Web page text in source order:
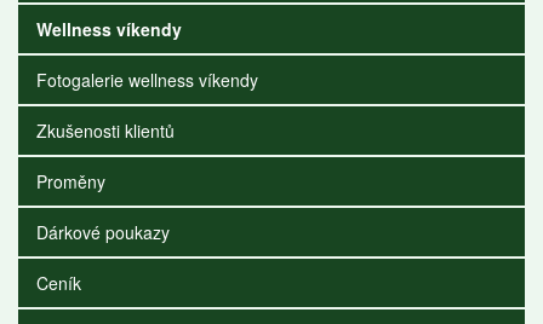
Wellness víkendy
Fotogalerie wellness víkendy
Zkušenosti klientů
Proměny
Dárkové poukazy
Ceník